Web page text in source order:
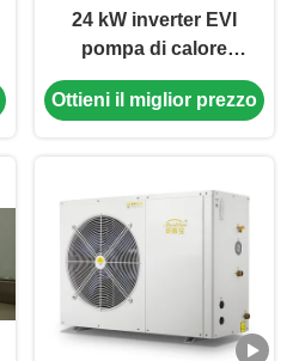
24 kW inverter EVI
pompa di calore
monoblocco aria-
acqua 3N 380V 50HZ
energetica
Ottieni il miglior prezzo